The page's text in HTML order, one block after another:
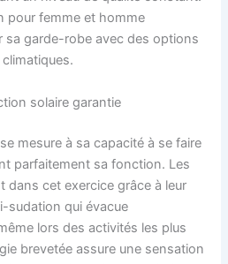
pour femme et homme
sa garde-robe avec des options
solaire garantie
mesure à sa capacité à se faire
parfaitement sa fonction. Les
dans cet exercice grâce à leur
sudation qui évacue
lors des activités les plus
brevetée assure une sensation